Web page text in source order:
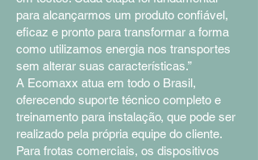
para alcançarmos um produto confiável,
eficaz e pronto para transformar a forma
como utilizamos energia nos transportes
sem alterar suas características.”
A Ecomaxx atua em todo o Brasil,
oferecendo suporte técnico completo e
treinamento para instalação, que pode ser
realizado pela própria equipe do cliente.
Para frotas comerciais, os dispositivos